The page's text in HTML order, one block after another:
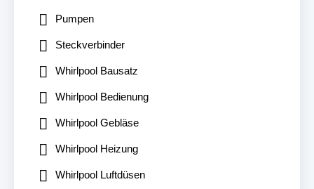
Pumpen
Steckverbinder
Whirlpool Bausatz
Whirlpool Bedienung
Whirlpool Gebläse
Whirlpool Heizung
Whirlpool Luftdüsen